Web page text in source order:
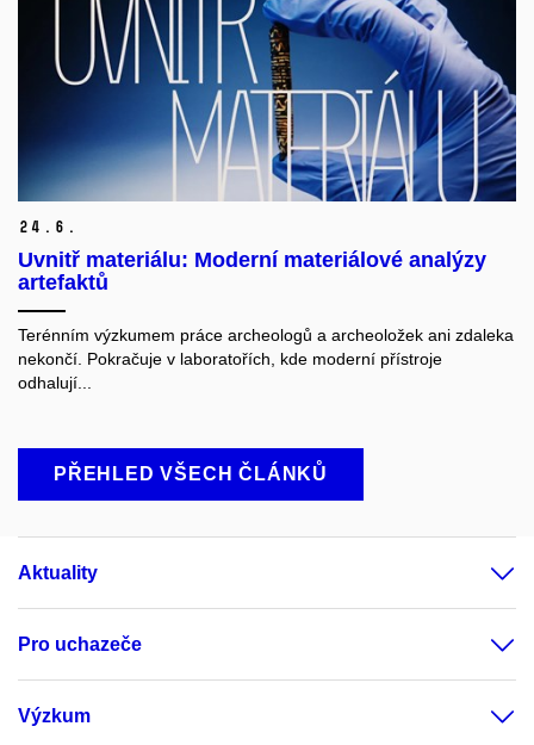
24. 6.
Uvnitř materiálu: Moderní materiálové analýzy
artefaktů
Terénním výzkumem práce archeologů a archeoložek ani zdaleka
nekončí. Pokračuje v laboratořích, kde moderní přístroje
odhalují...
PŘEHLED VŠECH ČLÁNKŮ
Aktuality
Pro uchazeče
Výzkum